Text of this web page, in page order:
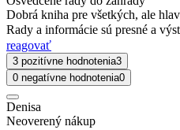
Dobrá kniha pre všetkých, ale
Rady a informácie sú presné a
reagovať
3 pozitívne hodnotenia3
0 negatívne hodnotenia0
Denisa
Neoverený nákup